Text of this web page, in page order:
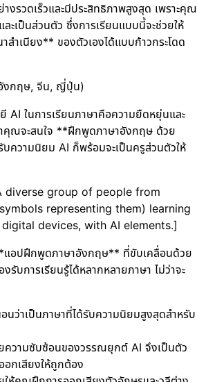
างรวดเร็วและมีประสิทธิภาพสูงสุด เพราะคุณ
ะเป็นส่วนตัว ซึ่งการเรียนแบบนี้จะช่วยให้
เนียง** ของตัวเองได้แบบก้าวกระโดด
งกฤษ, จีน, ญี่ปุ่น)
AI ในการเรียนภาษาคือความยืดหยุ่นและ
คุณจะสนใจ **ฝึกพูดภาษาอังกฤษ ด้วย
ความนิยม AI ก็พร้อมจะเป็นครูส่วนตัวให้
diverse group of people from
representing them) learning
devices, with AI elements.]
อปฝึกพูดภาษาอังกฤษ** ที่ขับเคลื่อนด้วย
รับการเรียนรู้ได้หลากหลายภาษา ไม่ว่าจะ
ว่าเป็นภาษาที่ได้รับความนิยมสูงสุดสำหรับ
วามซับซ้อนของวรรณยุกต์ AI จึงเป็นตัว
กเสียงให้ถูกต้อง